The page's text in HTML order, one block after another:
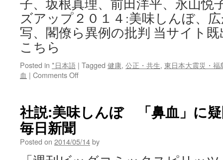
子、坂根真理、前田洋平、永山
ズアップ２０１４:美味しんぼ、
写、閣僚ら異例の批判 当サイト
こちら
Posted in *日本語 | Tagged 健康, 公正・共生, 東日本大震災・福
血 | Comments Offon
ー
ズ
プ
社説:美味しんぼ 「鼻血」に
毎日新聞
Posted on 2014/05/14by